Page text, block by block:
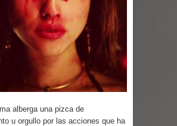
Parte 06: Coletazos
Parte 05: Los Horrores del Infierno
04: Oídos Sordos
02: Vuelve el Hijo Prodigo
alberga una pizca de
u orgullo por las acciones que ha